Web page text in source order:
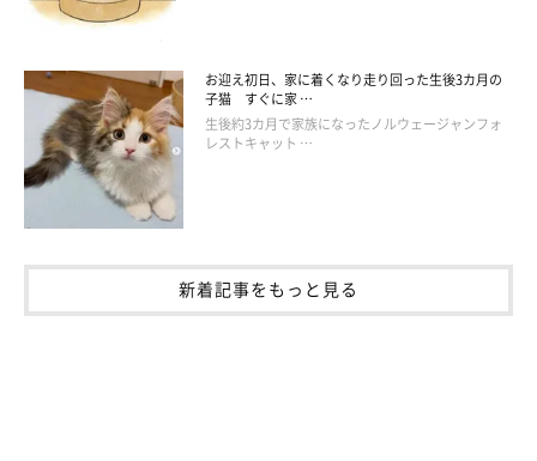
お迎え初日、家に着くなり走り回った生後3カ月の
子猫 すぐに家 …
生後約3カ月で家族になったノルウェージャンフォ
レストキャット …
新着記事をもっと見る